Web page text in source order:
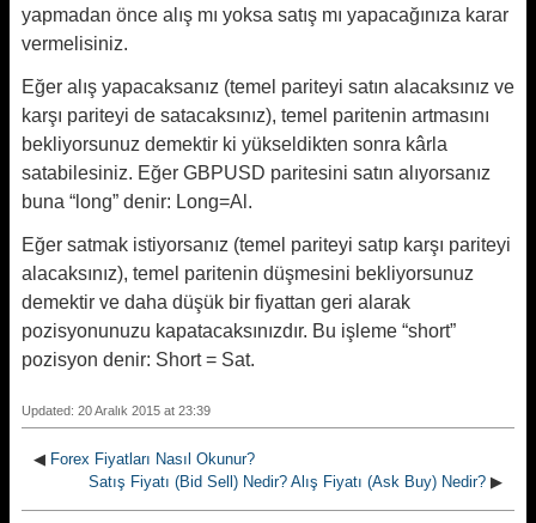
yapmadan önce alış mı yoksa satış mı yapacağınıza karar
vermelisiniz.
Eğer alış yapacaksanız (temel pariteyi satın alacaksınız ve
karşı pariteyi de satacaksınız), temel paritenin artmasını
bekliyorsunuz demektir ki yükseldikten sonra kârla
satabilesiniz. Eğer GBPUSD paritesini satın alıyorsanız
buna “long” denir: Long=Al.
Eğer satmak istiyorsanız (temel pariteyi satıp karşı pariteyi
alacaksınız), temel paritenin düşmesini bekliyorsunuz
demektir ve daha düşük bir fiyattan geri alarak
pozisyonunuzu kapatacaksınızdır. Bu işleme “short”
pozisyon denir: Short = Sat.
Updated: 20 Aralık 2015 at 23:39
◀ Forex Fiyatları Nasıl Okunur?
Satış Fiyatı (Bid Sell) Nedir? Alış Fiyatı (Ask Buy) Nedir? ▶